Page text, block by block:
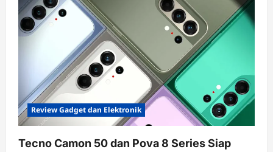
Review Gadget dan Elektronik
Tecno Camon 50 dan Pova 8 Series Siap